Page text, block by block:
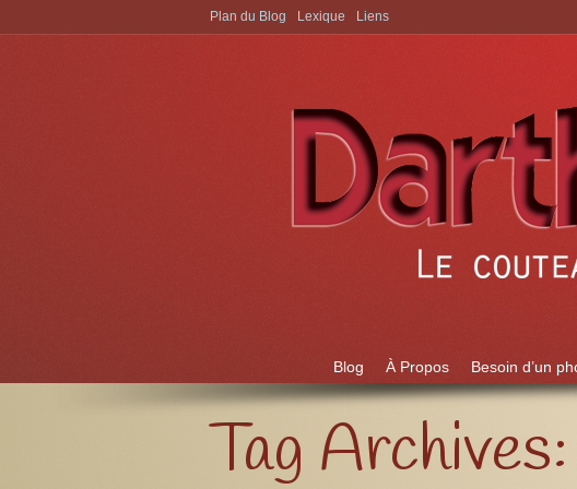
Aller à:
Blog À Propos Besoin d’un
Plan du Blog Lexique Liens
Tag Archives: